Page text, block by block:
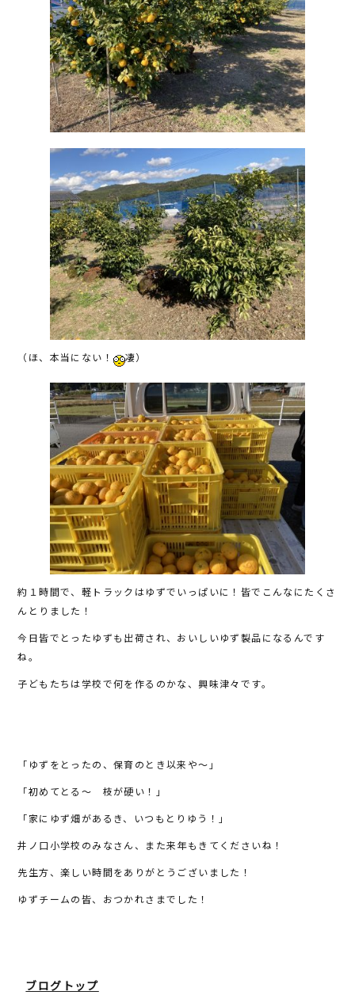
（ほ、本当にない！ 凄）
約１時間で、軽トラックはゆずでいっぱいに！皆でこんなにたくさ
んとりました！
今日皆でとったゆずも出荷され、おいしいゆず製品になるんです
ね。
子どもたちは学校で何を作るのかな、興味津々です。
「ゆずをとったの、保育のとき以来や～」
「初めてとる～ 枝が硬い！」
「家にゆず畑があるき、いつもとりゆう！」
井ノ口小学校のみなさん、また来年もきてくださいね！
先生方、楽しい時間をありがとうございました！
ゆずチームの皆、おつかれさまでした！
ブログトップ